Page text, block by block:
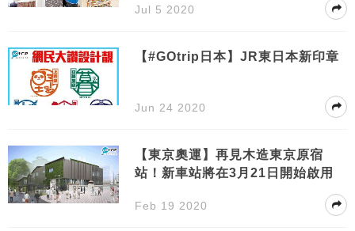
Jul 5 2020
【#GOtrip日本】JR東日本新印章
Jun 24 2020
【東京奧運】再見木造東京原宿
站！新車站將在3月21日開始啟用
Feb 19 2020